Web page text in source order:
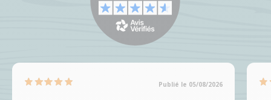
Publié le 05/08/2026